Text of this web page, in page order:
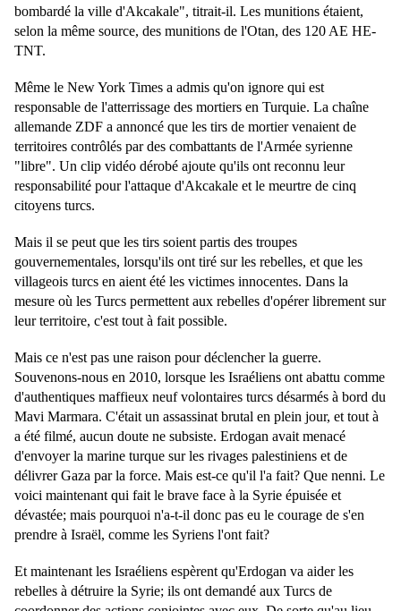
bombardé la ville d'Akcakale", titrait-il. Les munitions étaient,
selon la même source, des munitions de l'Otan, des 120 AE HE-
TNT.
Même le New York Times a admis qu'on ignore qui est
responsable de l'atterrissage des mortiers en Turquie. La chaîne
allemande ZDF a annoncé que les tirs de mortier venaient de
territoires contrôlés par des combattants de l'Armée syrienne
"libre". Un clip vidéo dérobé ajoute qu'ils ont reconnu leur
responsabilité pour l'attaque d'Akcakale et le meurtre de cinq
citoyens turcs.
Mais il se peut que les tirs soient partis des troupes
gouvernementales, lorsqu'ils ont tiré sur les rebelles, et que les
villageois turcs en aient été les victimes innocentes. Dans la
mesure où les Turcs permettent aux rebelles d'opérer librement sur
leur territoire, c'est tout à fait possible.
Mais ce n'est pas une raison pour déclencher la guerre.
Souvenons-nous en 2010, lorsque les Israéliens ont abattu comme
d'authentiques maffieux neuf volontaires turcs désarmés à bord du
Mavi Marmara. C'était un assassinat brutal en plein jour, et tout à
a été filmé, aucun doute ne subsiste. Erdogan avait menacé
d'envoyer la marine turque sur les rivages palestiniens et de
délivrer Gaza par la force. Mais est-ce qu'il l'a fait? Que nenni. Le
voici maintenant qui fait le brave face à la Syrie épuisée et
dévastée; mais pourquoi n'a-t-il donc pas eu le courage de s'en
prendre à Israël, comme les Syriens l'ont fait?
Et maintenant les Israéliens espèrent qu'Erdogan va aider les
rebelles à détruire la Syrie; ils ont demandé aux Turcs de